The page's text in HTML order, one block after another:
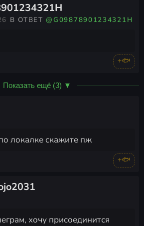
В ОТВЕТ@G09878901234321H
+🐟
Показать ещё (3) ▼
локалке скажите пж
+🐟
хочу присоединится